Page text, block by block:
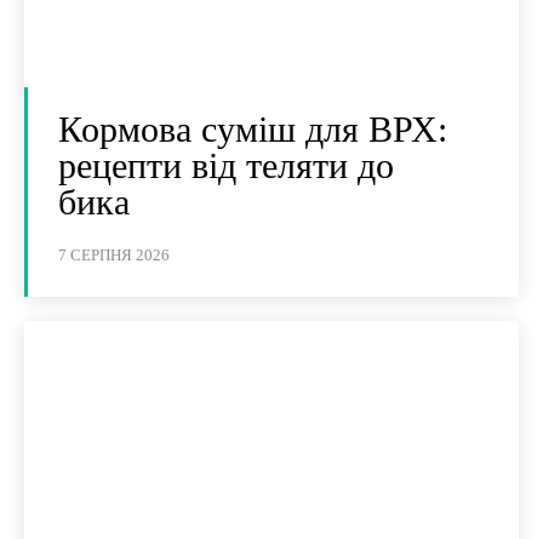
Кормова суміш для ВРХ:
рецепти від теляти до
бика
7 СЕРПНЯ 2026